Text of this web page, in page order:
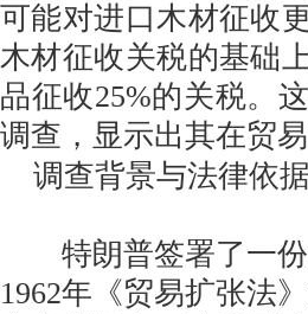
可能对进口木材征收
木材征收关税的基础
品征收25%的关税。
调查，显示出其在贸
调查背景与法律依据
特朗普签署了一份
1962年《贸易扩张法